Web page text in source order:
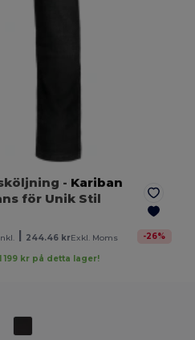
- Kariban
för Unik Stil
| 244.46 krExkl. Moms -26%
199 kr på detta lager!